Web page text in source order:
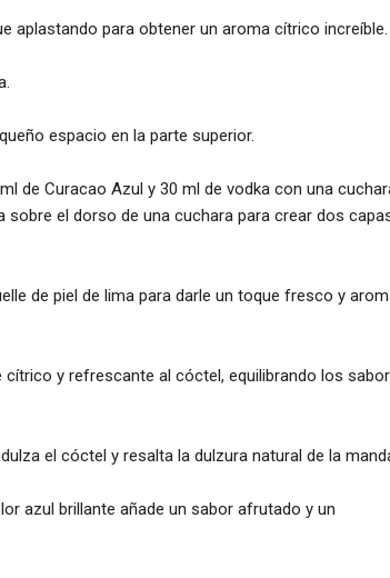
aplastando para obtener un aroma cítrico increíble.
espacio en la parte superior.
de Curacao Azul y 30 ml de vodka con una
el dorso de una cuchara para crear dos
de piel de lima para darle un toque fresco y
cítrico y refrescante al cóctel, equilibrando los
el cóctel y resalta la dulzura natural de la
azul brillante añade un sabor afrutado y un